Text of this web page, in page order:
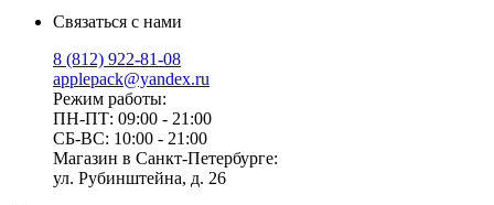
Связаться с нами
8 (812) 922-81-08
applepack@yandex.ru
Режим работы:
ПН-ПТ: 09:00 - 21:00
СБ-ВС: 10:00 - 21:00
Магазин в Санкт-Петербурге:
ул. Рубинштейна, д. 26